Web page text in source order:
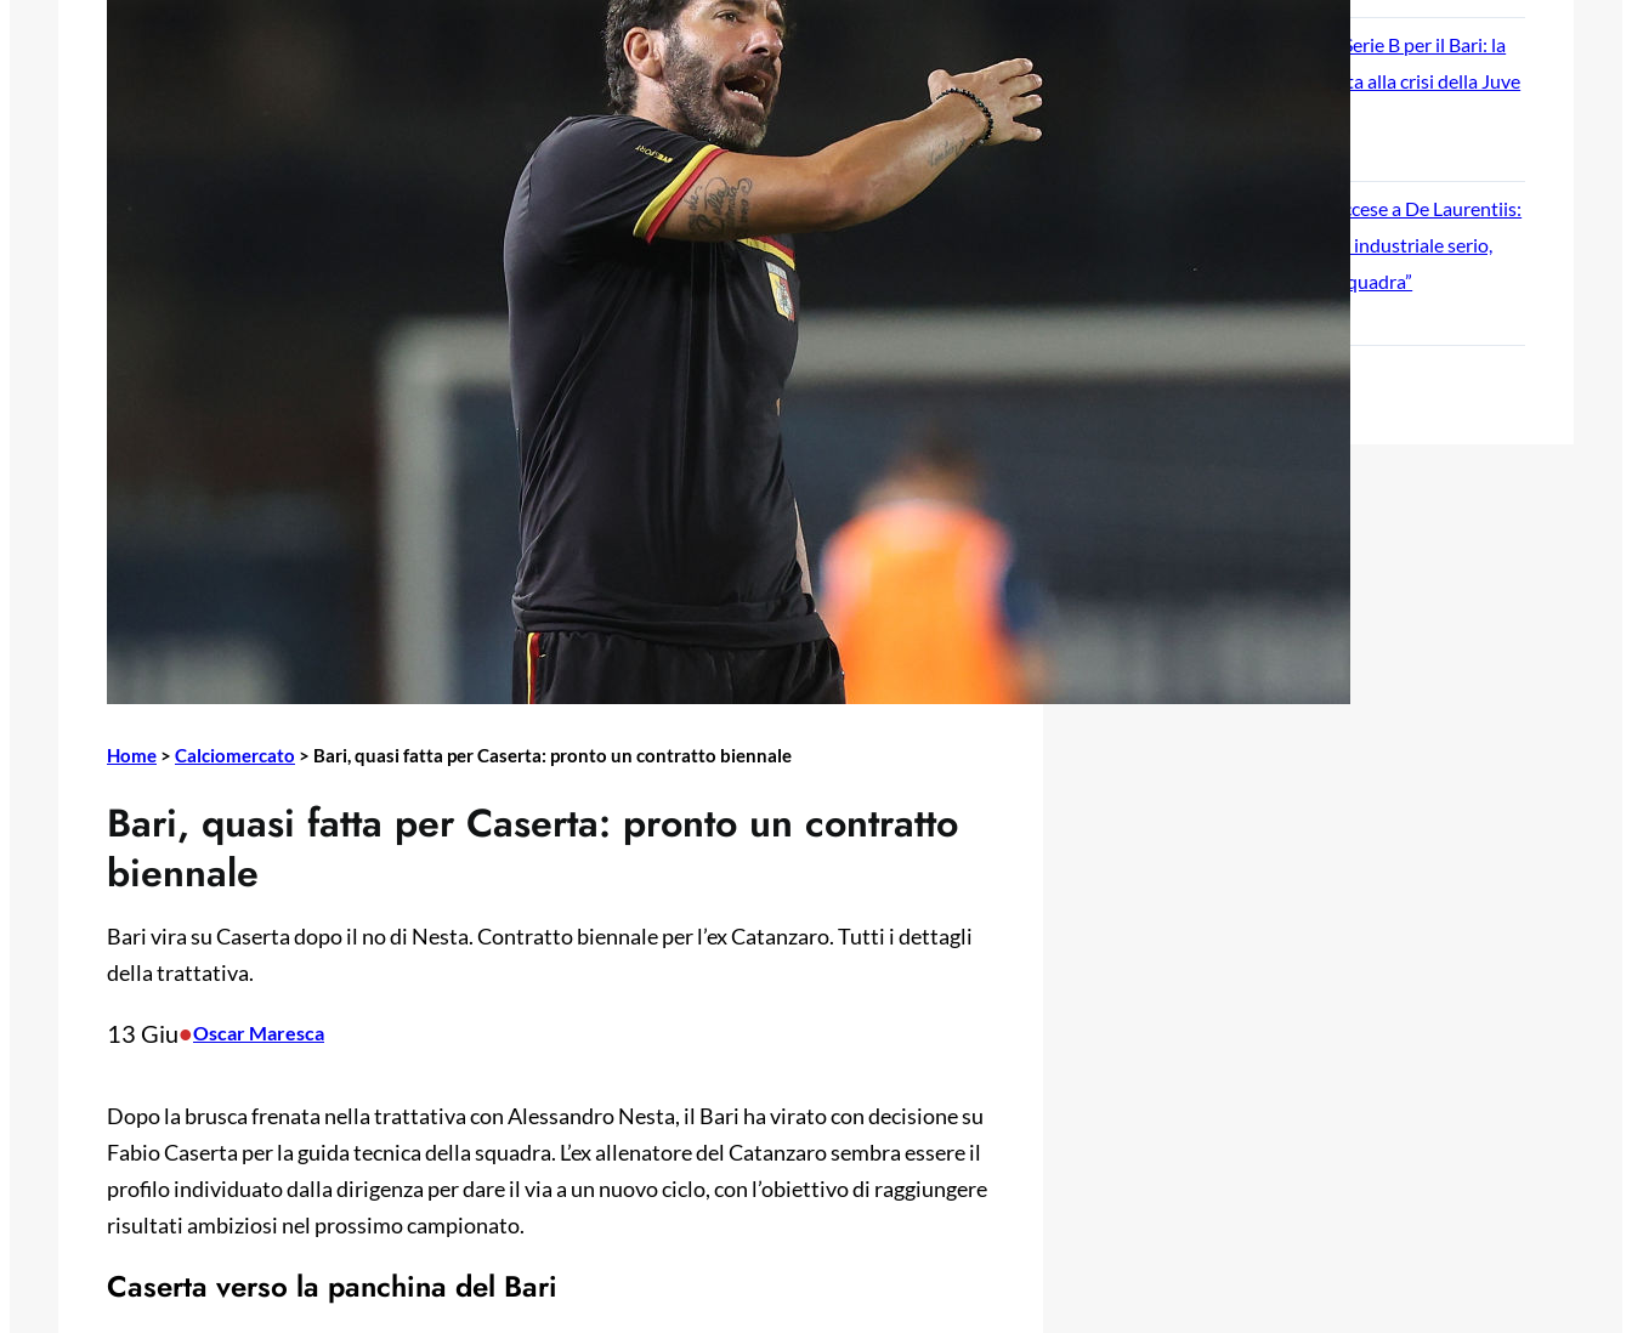
Home > Calciomercato > Bari, quasi fatta per Caserta: pronto un contratto biennale
Bari, quasi fatta per Caserta: pronto un contratto
biennale
Bari vira su Caserta dopo il no di Nesta. Contratto biennale per l’ex Catanzaro. Tutti i dettagli
della trattativa.
13 Giu•Oscar Maresca
Dopo la brusca frenata nella trattativa con Alessandro Nesta, il Bari ha virato con decisione su
Fabio Caserta per la guida tecnica della squadra. L’ex allenatore del Catanzaro sembra essere il
profilo individuato dalla dirigenza per dare il via a un nuovo ciclo, con l’obiettivo di raggiungere
risultati ambiziosi nel prossimo campionato.
Caserta verso la panchina del Bari
Ripescaggio in Serie B per il Bari: la
speranza è legata alla crisi della Juve
Futuro Bari, Leccese a De Laurentiis:
“Serve un piano industriale serio,
non siamo una seconda squadra”
27 Maggio 2026